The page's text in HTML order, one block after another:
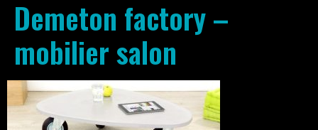
Demeton factory –
mobilier salon